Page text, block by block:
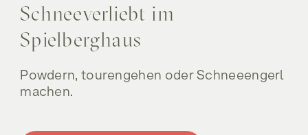
Schneeverliebt im
Spielberghaus
Powdern, tourengehen oder Schneeengerl
machen.